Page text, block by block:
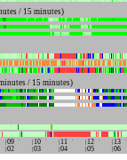
/ 15 minutes)
/ 15 minutes)
09 10 11 12
13
02 03 04 05 06